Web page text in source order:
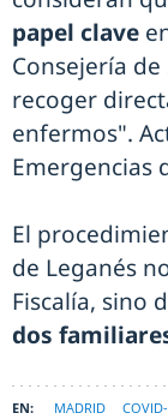
papel clave
Consejería
recoger
enfermos".
Emergencias
El
de Leganés
Fiscalía, sino
dos
MADRID